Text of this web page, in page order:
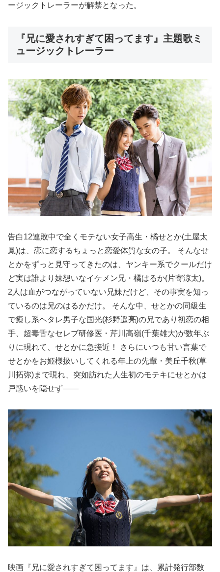
ージックトレーラーが解禁となった。
『兄に愛されすぎて困ってます』主題歌ミ
ュージックトレーラー
告白12連敗中で全くモテない女子高生・橘せとか(土屋太
鳳)は、恋に恋するちょっと恋愛体質な女の子。 そんなせ
とかをずっと見守ってきたのは、ヤンキー系でクールだけ
ど実は誰より妹想いなイケメン兄・橘はるか(片寄涼太)。
2人は血がつながっていない兄妹だけど、その事実を知っ
ているのは兄のはるかだけ。 そんな中、せとかの同級生
で癒し系ヘタレ男子な国光(杉野遥亮)の兄であり初恋の相
手、超毒舌なセレブ研修医・芹川高嶺(千葉雄大)が数年ぶ
りに現れて、せとかに急接近！ さらにいつも甘い言葉で
せとかをお姫様扱いしてくれる年上の先輩・美丘千秋(草
川拓弥)まで現れ、突如訪れた人生初のモテキにせとかは
戸惑いを隠せず――
映画『兄に愛されすぎて困ってます』は、累計発行部数